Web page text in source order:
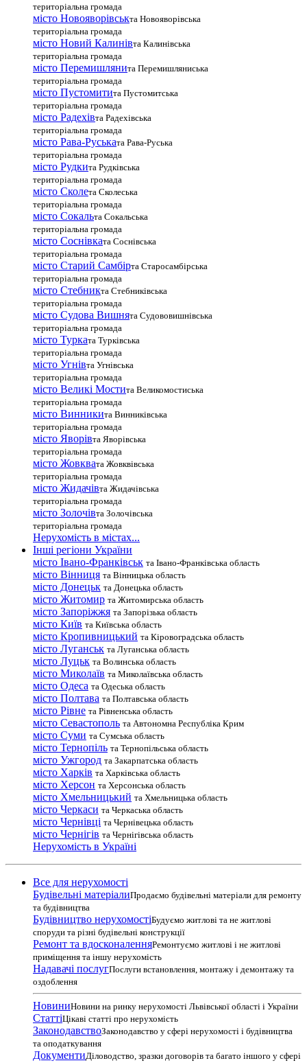
територіальна громада
місто Новояворівськта Новояворівська
територіальна громада
місто Новий Калинівта Калинівська
територіальна громада
місто Перемишлянита Перемишляниська
територіальна громада
місто Пустомитита Пустомитська
територіальна громада
місто Радехівта Радехівська
територіальна громада
місто Рава-Руськата Рава-Руська
територіальна громада
місто Рудкита Рудківська
територіальна громада
місто Сколета Сколеська
територіальна громада
місто Сокальта Сокальська
територіальна громада
місто Соснівката Соснівська
територіальна громада
місто Старий Самбірта Старосамбірська
територіальна громада
місто Стебникта Стебниківська
територіальна громада
місто Судова Вишнята Судововишнівська
територіальна громада
місто Турката Турківська
територіальна громада
місто Угнівта Угнівська
територіальна громада
місто Великі Мостита Великомостиська
територіальна громада
місто Винникита Винниківська
територіальна громада
місто Яворівта Яворівська
територіальна громада
місто Жовквата Жовквівська
територіальна громада
місто Жидачівта Жидачівська
територіальна громада
місто Золочівта Золочівська
територіальна громада
Нерухомість в містах...
Інші регіони України
місто Івано-Франківськ та Івано-Франківська область
місто Вінниця та Вінницька область
місто Донецьк та Донецька область
місто Житомир та Житомирська область
місто Запоріжжя та Запорізька область
місто Київ та Київська область
місто Кропивницький та Кіровоградська область
місто Луганськ та Луганська область
місто Луцьк та Волинська область
місто Миколаїв та Миколаївська область
місто Одеса та Одеська область
місто Полтава та Полтавська область
місто Рівне та Рівненська область
місто Севастополь та Автономна Республіка Крим
місто Суми та Сумська область
місто Тернопіль та Тернопільська область
місто Ужгород та Закарпатська область
місто Харків та Харківська область
місто Херсон та Херсонська область
місто Хмельницький та Хмельницька область
місто Черкаси та Черкаська область
місто Чернівці та Чернівецька область
місто Чернігів та Чернігівська область
Нерухомість в Україні
Все для нерухомості
Будівельні матеріалиПродаємо будівельні матеріали для ремонту
та будівництва
Будівництво нерухомостіБудуємо житлові та не житлові
споруди та різні будівельні конструкції
Ремонт та вдосконаленняРемонтуємо житлові і не житлові
приміщення та іншу нерухомість
Надавачі послугПослуги встановлення, монтажу і демонтажу та
оздоблення
НовиниНовини на ринку нерухомості Львівської області і України
СтаттіЦікаві статті про нерухомість
ЗаконодавствоЗаконодавство у сфері нерухомості і будівництва
та оподаткування
ДокументиДіловодство, зразки договорів та багато іншого у сфері